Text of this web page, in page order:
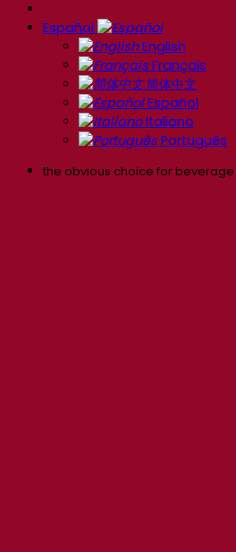
Español
English
Français
简体中文
Español
Italiano
Português
the obvious choice for beverage